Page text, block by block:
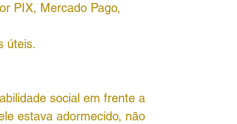
PIX, Mercado Pago,
úteis.
social em frente a
estava adormecido, não